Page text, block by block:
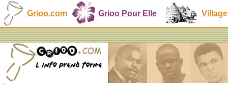
Grioo.com Grioo Pour Elle Village